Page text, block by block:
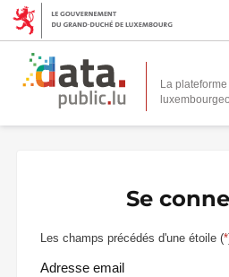
La
Se
Les champs précédés d'une étoile (*
Adresse email